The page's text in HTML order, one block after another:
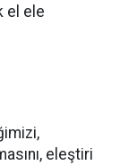
el ele
eleştiri